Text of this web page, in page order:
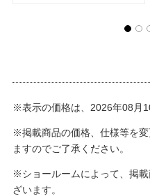
※表示の価格は、2026年08月
※掲載商品の価格、仕様等を
ますのでご了承ください。
※ショールームによって、掲
ざいます。